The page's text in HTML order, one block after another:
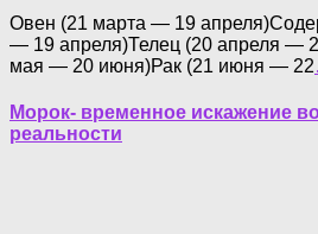
Овен (21 марта — 19
— 19 апреля)Телец (20 апреля —
мая — 20 июня)Рак (21 июня — 22
Морок- временное искажение
реальности